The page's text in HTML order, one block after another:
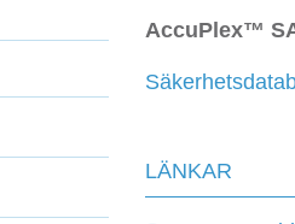
AccuPlex™
LÄNKAR